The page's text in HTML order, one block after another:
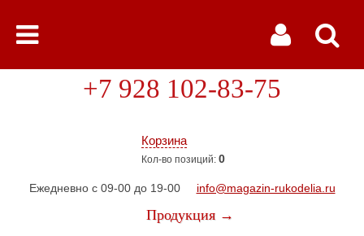
Корзина
Кол-во позиций: 0
+7 928 102-83-75
Ежедневно с 09-00 до 19-00 info@magazin-rukodelia.ru
Продукция →